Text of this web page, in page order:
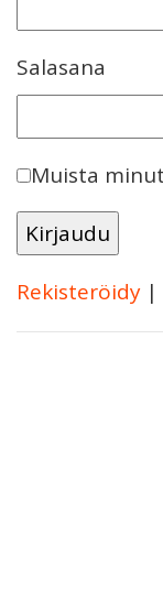
Salasana
Muista minut
Rekisteröidy |